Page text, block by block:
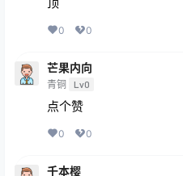
顶
0 0
芒果内向
青铜 Lv0
点个赞
0 0
千本樱